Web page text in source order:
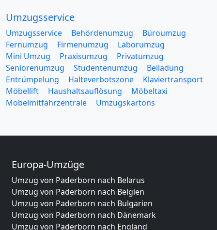
Umzugsservice
Umzugsservice Behördenumzug
Büroumzug
Fernumzug
Firmenumzug
Laborumzug
Mini Umzug
Praxisumzug
Privatumzug
Seniorenumzug
Studentenumzug
Beiladung
Entrümpelung
Halteverbotszone
Klaviertransport
Möbellift
Haushaltsauflösung
Möbeltaxi
Möbelmitfahrzentrale
Umzugskartons
Europa-Umzüge
Umzug von Paderborn nach Belarus
Umzug von Paderborn nach Belgien
Umzug von Paderborn nach Bulgarien
Umzug von Paderborn nach Dänemark
Umzug von Paderborn nach England